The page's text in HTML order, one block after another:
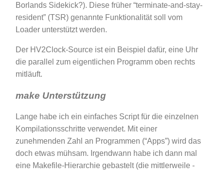
Borlands Sidekick?). Diese früher “terminate-and-stay-
resident” (TSR) genannte Funktionalität soll vom
Loader unterstützt werden.
Der HV2Clock-Source ist ein Beispiel dafür, eine Uhr
die parallel zum eigentlichen Programm oben rechts
mitläuft.
make Unterstützung
Lange habe ich ein einfaches Script für die einzelnen
Kompilationsschritte verwendet. Mit einer
zunehmenden Zahl an Programmen (“Apps”) wird das
doch etwas mühsam. Irgendwann habe ich dann mal
eine Makefile-Hierarchie gebastelt (die mittlerweile -